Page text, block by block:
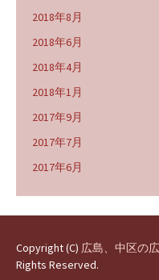
2018年8月
2018年6月
2018年4月
2018年1月
2017年9月
2017年7月
2017年6月
Copyright (C) 広島、中区の
Rights Reserved.